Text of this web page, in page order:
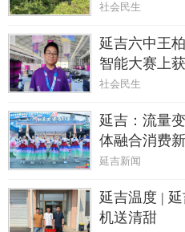
社会民生
延吉六中王
智能大赛上
社会民生
延吉：流量
体融合消费
延吉新闻
延吉温度 |
机送清甜